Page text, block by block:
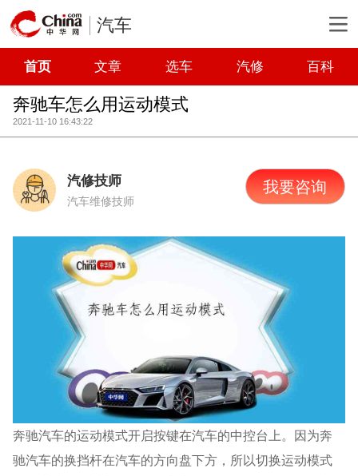
汽车
首页 文章 选车 汽修 百科
奔驰车怎么用运动模式
2021-11-10 16:43:22
汽修技师
汽车维修技师
我要咨询
奔驰汽车的运动模式开启按键在汽车的中控台上。因为奔
驰汽车的换挡杆在汽车的方向盘下方，所以切换运动模式